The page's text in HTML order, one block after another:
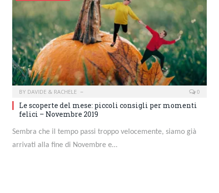
BY DAVIDE & RACHELE 0
Le scoperte del mese: piccoli consigli per momenti
felici – Novembre 2019
Sembra che il tempo passi troppo velocemente, siamo già
arrivati alla fine di Novembre e…